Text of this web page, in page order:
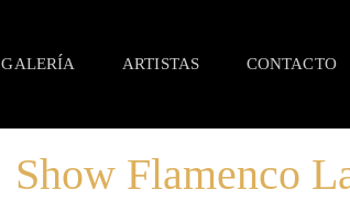
GALERÍA ARTISTAS CONTACTO
Show Flamenco